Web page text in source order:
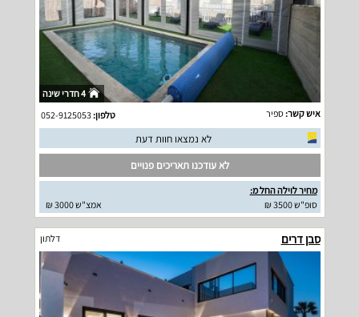
4 חדרי שינה
איש קשר:ספיר טלפון:052-9125053
לא נמצאו חוות דעת
לא עודכנו תאריכים פנויים
מחיר לוילה החל מ:
סופ"ש 3500 ₪
אמצ"ש 3000 ₪
סבן דרים דלתון